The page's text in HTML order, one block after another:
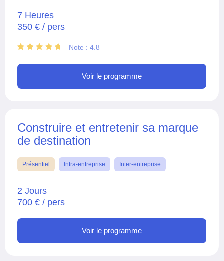
7 Heures
350 € / pers
Note : 4.8
Voir le programme
Construire et entretenir sa marque
de destination
Présentiel Intra-entreprise Inter-entreprise
2 Jours
700 € / pers
Voir le programme